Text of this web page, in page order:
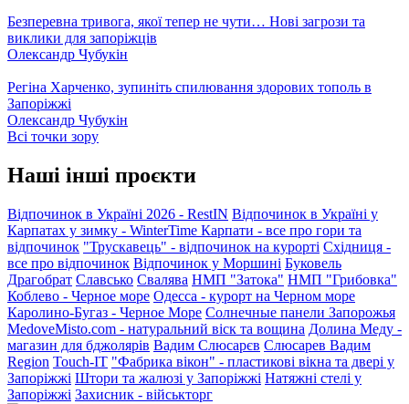
Безперевна тривога, якої тепер не чути… Нові загрози та
виклики для запоріжців
Олександр Чубукін
Регіна Харченко, зупиніть спилювання здорових тополь в
Запоріжжі
Олександр Чубукін
Всі точки зору
Наші інші проєкти
Відпочинок в Україні 2026 - RestIN Відпочинок в Україні у
Карпатах у зимку - WinterTime Карпати - все про гори та
відпочинок "Трускавець" - відпочинок на курорті Східниця -
все про відпочинок Відпочинок у Моршині Буковель
Драгобрат Славсько Свалява НМП "Затока" НМП "Грибовка"
Коблево - Черное море Одесса - курорт на Черном море
Каролино-Бугаз - Черное Море Солнечные панели Запорожья
MedoveMisto.com - натуральний віск та вощина Долина Меду -
магазин для бджолярів Вадим Слюсарєв Слюсарев Вадим
Region Touch-IT "Фабрика вікон" - пластикові вікна та двері у
Запоріжжі Штори та жалюзі у Запоріжжі Натяжні стелі у
Запоріжжі Захисник - військторг